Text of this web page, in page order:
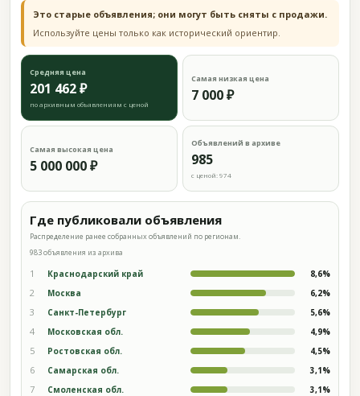
Это старые объявления; они могут быть сняты с продажи.
Используйте цены только как исторический ориентир.
Средняя цена
201 462 ₽
по архивным объявлениям с ценой
Самая низкая цена
7 000 ₽
Самая высокая цена
5 000 000 ₽
Объявлений в архиве
985
с ценой: 974
Где публиковали объявления
Распределение ранее собранных объявлений по регионам.
983 объявления из архива
1 Краснодарский край 8,6%
2 Москва 6,2%
3 Санкт-Петербург 5,6%
4 Московская обл. 4,9%
5 Ростовская обл. 4,5%
6 Самарская обл. 3,1%
7 Смоленская обл. 3,1%